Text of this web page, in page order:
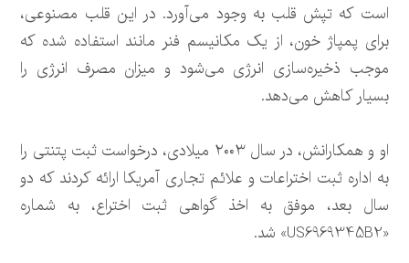
است که تپش قلب به وجود می‌آورد. در این قلب مصنوعی،
برای پمپاژ خون، از یک مکانیسم فنر مانند استفاده شده که
موجب ذخیره‌سازی انرژی می‌شود و میزان مصرف انرژی را
بسیار کاهش می‌دهد.
او و همکارانش، در سال ۲۰۰۳ میلادی، درخواست ثبت پتنتی را
به اداره ثبت اختراعات و علائم تجاری آمریکا ارائه کردند که دو
سال بعد، موفق به اخذ گواهی ثبت اختراع، به شماره
«US6969345B2» شد.